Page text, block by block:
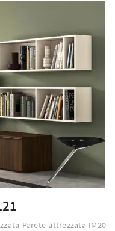
Parete attrezzata IM20